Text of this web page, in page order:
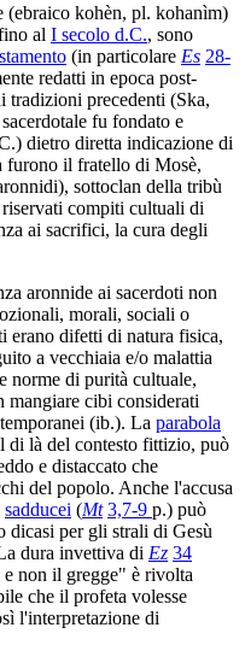
kohèn, pl. kohanìm)
al I secolo d.C., sono
(in particolare Es 28-
redatti in epoca post-
tradizioni precedenti (Ska,
fu fondato e
dietro diretta indicazione di
furono il fratello di Mosè,
sottoclan della tribù
compiti cultuali di
ai sacrifici, la cura degli
aronnide ai sacerdoti non
morali, sociali o
difetti di natura fisica,
a vecchiaia e/o malattia
norme di purità cultuale,
mangiare cibi considerati
(ib.). La parabola
di là del contesto fittizio, può
e distaccato che
del popolo. Anche l'accusa
sadducei (Mt 3,7-9 p.) può
dicasi per gli strali di Gesù
dura invettiva di Ez 34
e non il gregge" è rivolta
che il profeta volesse
l'interpretazione di